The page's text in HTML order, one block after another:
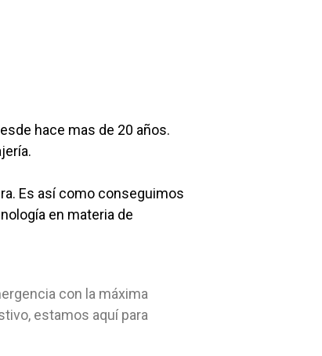
hace mas de 20 años.
Es así como conseguimos
en materia de
con la máxima
estamos aquí para